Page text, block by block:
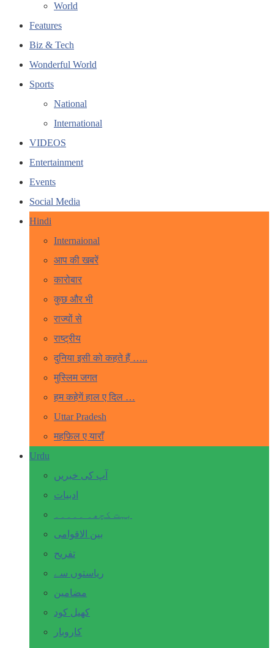
World
Features
Biz & Tech
Wonderful World
Sports
National
International
VIDEOS
Entertainment
Events
Social Media
Hindi
Internaional
आप की खबरें
कारोबार
कुछ और भी
राज्यों से
राष्ट्रीय
दुनिया इसी को कहते हैं …..
मुस्लिम जगत
हम कहेगें हाल ए दिल …
Uttar Pradesh
महफ़िल ए याराँ
Urdu
آپ کی خبریں
ادبیات
بہت کچھ۔ ۔۔۔۔۔
بین الاقوامی
تفریح
ریاستوں سے
مضامین
کھیل کود
کاروبار